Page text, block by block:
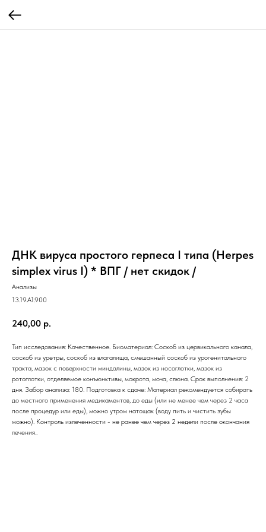
ДНК вируса простого герпеса I типа (Herpes
simplex virus I) * ВПГ / нет скидок /
Анализы
13.19.A1.900
240,00 р.
Тип исследования: Качественное. Биоматериал: Соскоб из цервикального канала,
соскоб из уретры, соскоб из влагалища, смешанный соскоб из урогенитального
тракта, мазок с поверхности миндалины, мазок из носоглотки, мазок из
ротоглотки, отделяемое конъюнктивы, мокрота, моча, слюна. Срок выполнения: 2
дня. Забор анализа: 180. Подготовка к сдаче: Материал рекомендуется собирать
до местного применения медикаментов, до еды (или не менее чем через 2 часа
после процедур или еды), можно утром натощак (воду пить и чистить зубы
можно). Контроль излеченности - не ранее чем через 2 недели после окончания
лечения..